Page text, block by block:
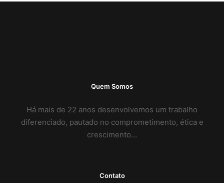
Quem Somos
Há mais de 22 anos desenvolvemos um trabalho
diferenciado, pautado no comprometimento, ética e
crescimento…
Contato